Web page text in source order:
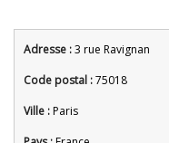
Adresse :3 rue Ravignan
Code postal :75018
Ville :Paris